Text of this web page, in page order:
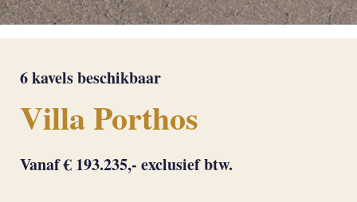
6 kavels beschikbaar
Villa Porthos
Vanaf € 193.235,- exclusief btw.